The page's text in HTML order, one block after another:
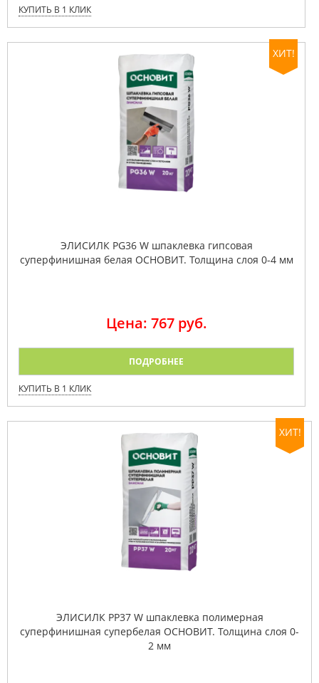
КУПИТЬ В 1 КЛИК
ХИТ!
ЭЛИСИЛК PG36 W шпаклевка гипсовая
суперфинишная белая ОСНОВИТ. Толщина слоя 0-4 мм
Цена: 767 руб.
ПОДРОБНЕЕ
КУПИТЬ В 1 КЛИК
ХИТ!
ЭЛИСИЛК PP37 W шпаклевка полимерная
суперфинишная супербелая ОСНОВИТ. Толщина слоя 0-
2 мм